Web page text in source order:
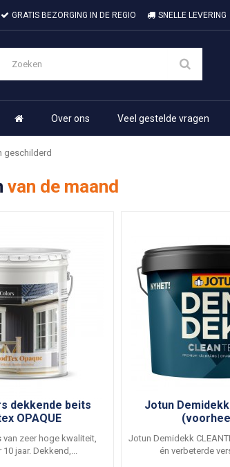
GRATIS BEZORGING IN DE REGIO SNELLE LEVERING
Over ons Veel gestelde vragen
van de maand
dekkende beits
OPAQUE
zeer hoge kwaliteit,
jaar. Dekkend,...
Jotun Demidekk
Jotun Demidekk
én verbeterde